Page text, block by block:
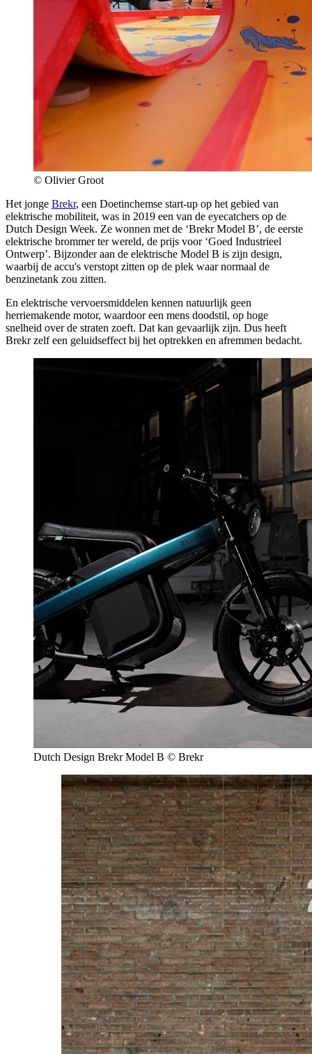
© Olivier Groot
Het jonge Brekr, een Doetinchemse start-up op het gebied van
elektrische mobiliteit, was in 2019 een van de eyecatchers op de
Dutch Design Week. Ze wonnen met de ‘Brekr Model B’, de eerste
elektrische brommer ter wereld, de prijs voor ‘Goed Industrieel
Ontwerp’. Bijzonder aan de elektrische Model B is zijn design,
waarbij de accu's verstopt zitten op de plek waar normaal de
benzinetank zou zitten.
En elektrische vervoersmiddelen kennen natuurlijk geen
herriemakende motor, waardoor een mens doodstil, op hoge
snelheid over de straten zoeft. Dat kan gevaarlijk zijn. Dus heeft
Brekr zelf een geluidseffect bij het optrekken en afremmen bedacht.
Dutch Design Brekr Model B © Brekr